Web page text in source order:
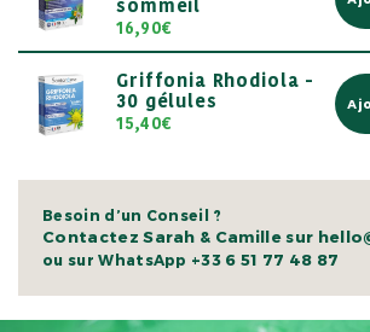
sommeil
16,90€
Griffonia Rhodiola -
30 gélules
15,40€
Besoin d’un Conseil ?
Contactez Sarah & Camille sur
ou sur WhatsApp +33 6 51 77 48 87